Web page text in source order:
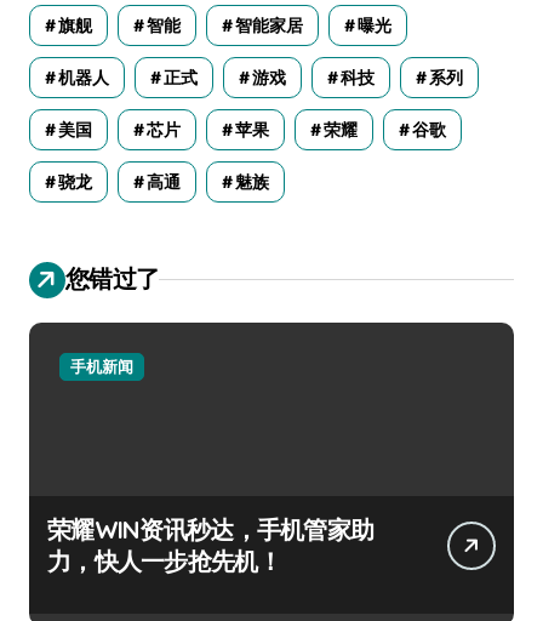
旗舰 智能 智能家居 曝光
机器人 正式 游戏 科技 系列
美国 芯片 苹果 荣耀 谷歌
骁龙 高通 魅族
您错过了
手机新闻
荣耀WIN资讯秒达，手机管家助
力，快人一步抢先机！